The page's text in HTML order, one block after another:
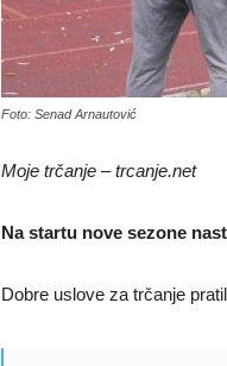
Foto: Senad Arnautović
Moje trčanje – trcanje.net
Na startu nove sezone
Dobre uslove za trčanje